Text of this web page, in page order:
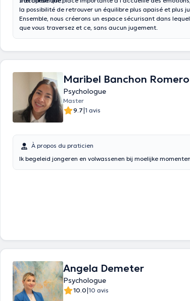
la possibilité de retrouver un équilibre plus apaisé et plus
Ensemble, nous créerons un espace sécurisant dans lequel vous pourrez déposer ce
que vous traversez et ce, sans aucun jugement.
Maribel Banchon Romero
Psychologue
Master
9.7|1 avis
À propos du praticien
Ik begeleid jongeren en volwassenen bij moelijke
Angela Demeter
Psychologue
10.0|10 avis